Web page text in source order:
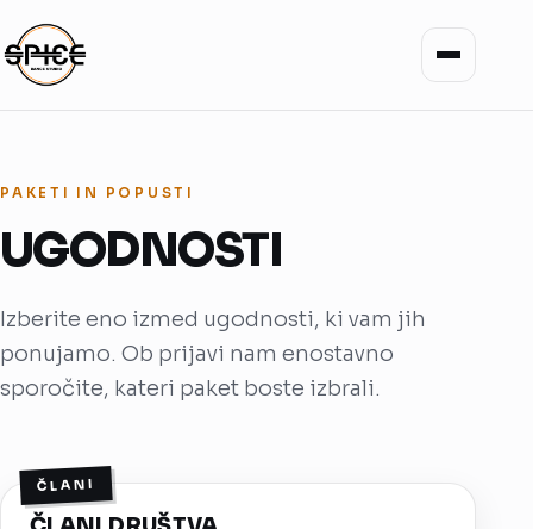
PAKETI IN POPUSTI
UGODNOSTI
Izberite eno izmed ugodnosti, ki vam jih
ponujamo. Ob prijavi nam enostavno
sporočite, kateri paket boste izbrali.
ČLANI